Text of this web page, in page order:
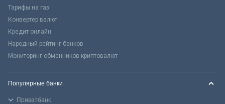
Тарифы на газ
Конвертер валют
Кредит онлайн
Народный рейтинг банков
Мониторинг обменников криптовалют
Популярные банки
Приватбанк